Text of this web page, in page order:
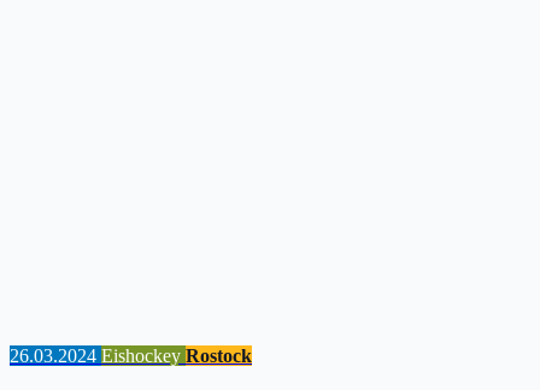
26.03.2024 Eishockey Rostock